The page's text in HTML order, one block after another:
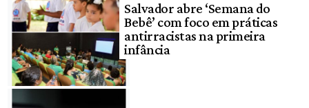
Salvador abre ‘Semana do
Bebê’ com foco em práticas
antirracistas na primeira
infância